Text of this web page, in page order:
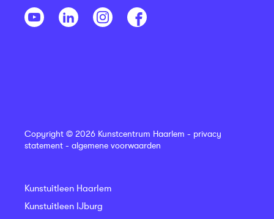
Copyright © 2026 Kunstcentrum Haarlem - privacy
statement - algemene voorwaarden
Kunstuitleen Haarlem
Kunstuitleen IJburg